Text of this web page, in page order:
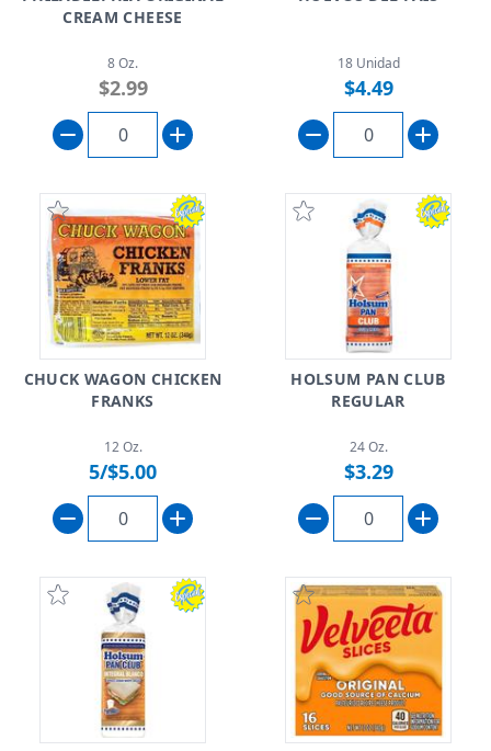
CREAM CHEESE
8 Oz.
$2.99
18 Unidad
$4.49
CHUCK WAGON CHICKEN
FRANKS
12 Oz.
5/$5.00
HOLSUM PAN CLUB
REGULAR
24 Oz.
$3.29